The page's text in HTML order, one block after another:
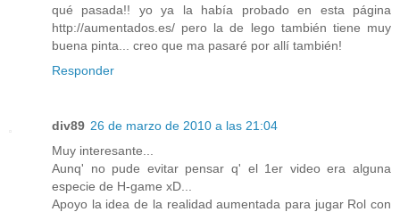
qué pasada!! yo ya la había probado en esta página
http://aumentados.es/ pero la de lego también tiene muy
buena pinta... creo que ma pasaré por allí también!
Responder
div89 26 de marzo de 2010 a las 21:04
Muy interesante...
Aunq' no pude evitar pensar q' el 1er video era alguna
especie de H-game xD...
Apoyo la idea de la realidad aumentada para jugar Rol con